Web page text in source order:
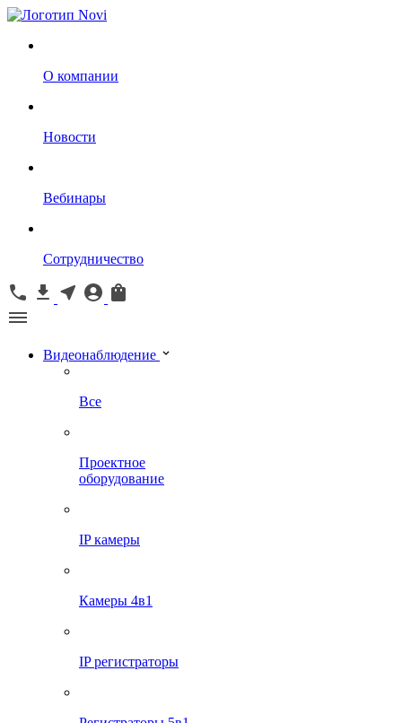
О компании
Новости
Вебинары
Сотрудничество
Видеонаблюдение
Все
Проектное
оборудование
IP камеры
Камеры 4в1
IP регистраторы